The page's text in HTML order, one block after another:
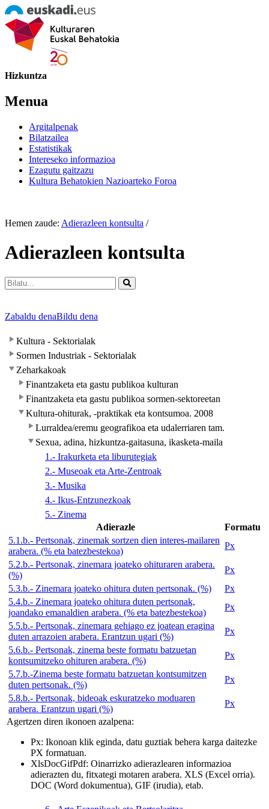
Hizkuntza
Menua
Argitalpenak
Bilatzailea
Estatistikak
Intereseko informazioa
Ezagutu gaitzazu
Kultura Behatokien Nazioarteko Foroa
Hemen zaude: Adierazleen kontsulta /
Adierazleen kontsulta
Zabaldu denaBildu dena
Kultura - Sektorialak
Sormen Industriak - Sektorialak
Zeharkakoak
Finantzaketa eta gastu publikoa kulturan
Finantzaketa eta gastu publikoa sormen-sektoreetan
Kultura-ohiturak, -praktikak eta kontsumoa. 2008
Lurraldea/eremu geografikoa eta udalerriaren tam.
Sexua, adina, hizkuntza-gaitasuna, ikasketa-maila
1.- Irakurketa eta liburutegiak
2.- Museoak eta Arte-Zentroak
3.- Musika
4.- Ikus-Entzunezkoak
5.- Zinema
Adierazle
Formatu
5.1.b.- Pertsonak, zinemak sortzen dien interes-mailaren
arabera. (% eta batezbestekoa)
Px
5.2.b.- Pertsonak, zinemara joateko ohituraren arabera.
(%)
Px
5.3.b.- Zinemara joateko ohitura duten pertsonak. (%)
Px
5.4.b.- Zinemara joateko ohitura duten pertsonak,
joandako emanaldien arabera. (% eta batezbestekoa)
Px
5.5.b.- Pertsonak, zinemara gehiago ez joatean eragina
duten arrazoien arabera. Erantzun ugari (%)
Px
5.6.b.- Pertsonak, zinema beste formatu batzuetan
kontsumitzeko ohituren arabera. (%)
Px
5.7.b.-Zinema beste formatu batzuetan kontsumitzen
duten pertsonak. (%)
Px
5.8.b.- Pertsonak, bideoak eskuratzeko moduaren
arabera. Erantzun ugari (%)
Px
Agertzen diren ikonoen azalpena:
Px: Ikonoan klik eginda, datu guztiak behera karga daitezke
PX formatuan.
XlsDocGifPdf: Oinarrizko adierazlearen informazioa
adierazten du, fitxategi motaren arabera. XLS (Excel orria).
DOC (Word dokumentua), GIF (irudia), etab.